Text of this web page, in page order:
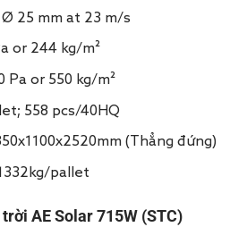
Ø 25 mm at 23 m/s
or 244 kg/m²
Pa or 550 kg/m²
558 pcs/40HQ
(Thẳng đứng)
pallet
AE Solar 715W (STC)